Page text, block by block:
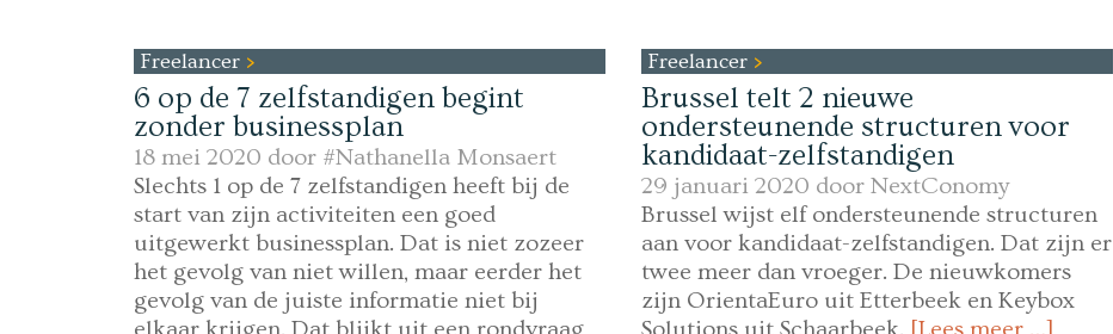
Freelancer
6 op de 7 zelfstandigen begint
zonder businessplan
18 mei 2020 door #Nathanella Monsaert
Slechts 1 op de 7 zelfstandigen heeft bij de
start van zijn activiteiten een goed
uitgewerkt businessplan. Dat is niet zozeer
het gevolg van niet willen, maar eerder het
gevolg van de juiste informatie niet bij
elkaar krijgen. Dat blijkt uit een rondvraag
Freelancer
Brussel telt 2 nieuwe
ondersteunende structuren voor
kandidaat-zelfstandigen
29 januari 2020 door NextConomy
Brussel wijst elf ondersteunende structuren
aan voor kandidaat-zelfstandigen. Dat zijn er
twee meer dan vroeger. De nieuwkomers
zijn OrientaEuro uit Etterbeek en Keybox
Solutions uit Schaarbeek. [Lees meer …]